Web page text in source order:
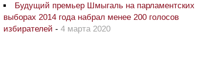
Будущий премьер Шмыгаль на парламентских
выборах 2014 года набрал менее 200 голосов
избирателей - 4 марта 2020